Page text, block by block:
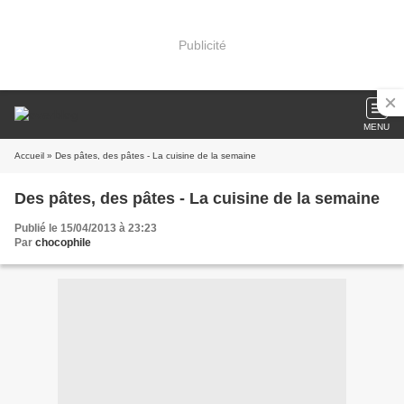
Publicité
MENU
Accueil » Des pâtes, des pâtes - La cuisine de la semaine
Des pâtes, des pâtes - La cuisine de la semaine
Publié le 15/04/2013 à 23:23
Par chocophile